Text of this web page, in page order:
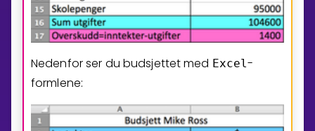
Nedenfor ser du budsjettet med Excel-
formlene: